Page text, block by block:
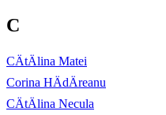
C
CÄtÄlina Matei
Corina HÄdÄreanu
CÄtÄlina Necula